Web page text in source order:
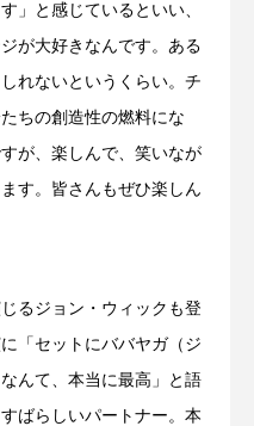
」と感じているといい、
が大好きなんです。ある
れないというくらい。チ
ちの創造性の燃料にな
が、楽しんで、笑いなが
す。皆さんもぜひ楽しん
るジョン・ウィックも登
「セットにババヤガ（ジ
んて、本当に最高」と語
ばらしいパートナー。本